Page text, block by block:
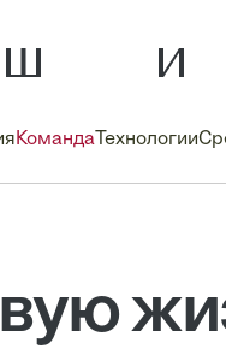
Команда Технологии